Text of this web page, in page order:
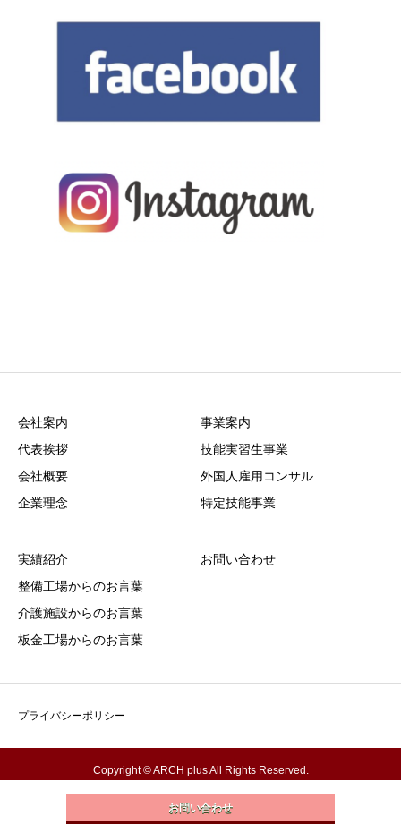
会社案内
代表挨拶
会社概要
企業理念
事業案内
技能実習生事業
外国人雇用コンサル
特定技能事業
実績紹介
整備工場からのお言葉
介護施設からのお言葉
板金工場からのお言葉
お問い合わせ
プライバシーポリシー
Copyright © ARCH plus All Rights Reserved.
お問い合わせ